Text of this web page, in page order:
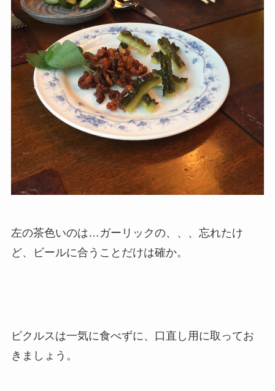
左の茶色いのは…ガーリックの、、、忘れたけ
ど、ビールに合うことだけは確か。
ピクルスは一気に食べずに、口直し用に取ってお
きましょう。